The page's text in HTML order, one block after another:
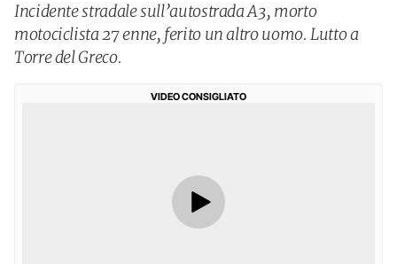
Incidente stradale sull’autostrada A3, morto
motociclista 27 enne, ferito un altro uomo. Lutto a
Torre del Greco.
VIDEO CONSIGLIATO